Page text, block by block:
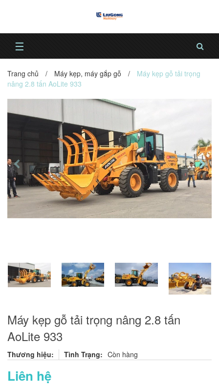
☰
Trang chủ / Máy kẹp, máy gắp gỗ /
Máy kẹp gỗ tải trọng
nâng 2.8 tấn AoLite 933
Máy kẹp gỗ tải trọng nâng 2.8 tấn
AoLite 933
Thương hiệu: Tình Trạng: Còn hàng
Liên hệ